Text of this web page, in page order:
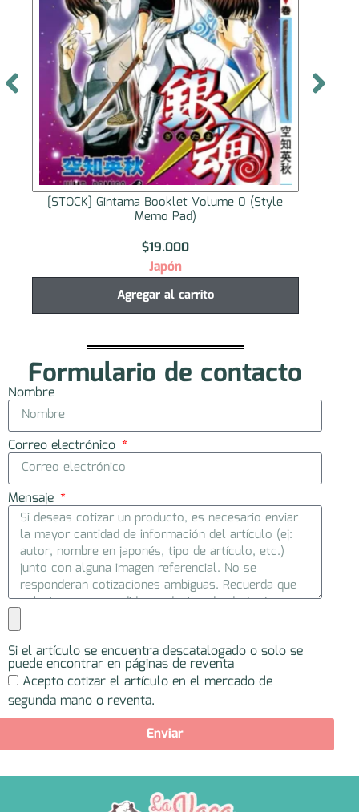
[STOCK] Booklet Captain Tsubasa ENDLESS
DREAM
$21.000
Japón
Agregar al carrito
Formulario de contacto
Nombre
Correo electrónico
Mensaje
Si el artículo se encuentra descatalogado o solo se
puede encontrar en páginas de reventa
Acepto cotizar el artículo en el mercado de
segunda mano o reventa.
Enviar